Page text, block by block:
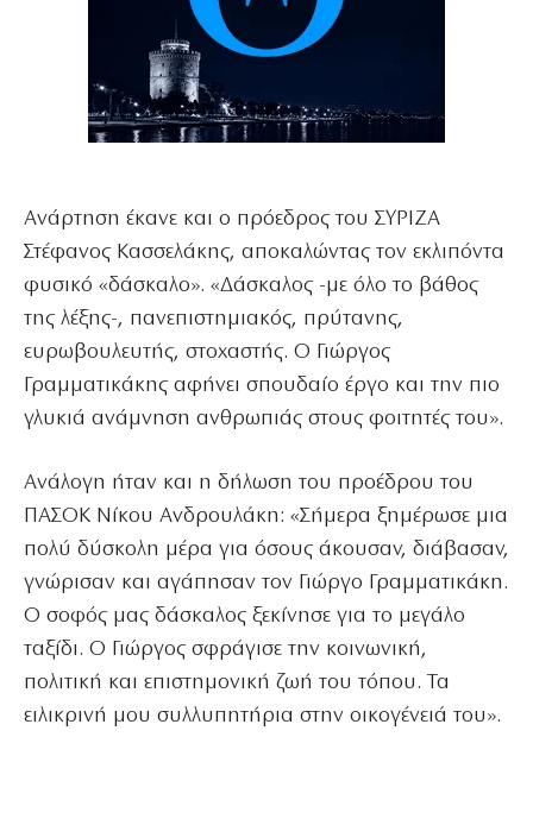
Ανάρτηση έκανε και ο πρόεδρος του ΣΥΡΙΖΑ
Στέφανος Κασσελάκης, αποκαλώντας τον εκλιπόντα
φυσικό «δάσκαλο». «Δάσκαλος -με όλο το βάθος
της λέξης-, πανεπιστημιακός, πρύτανης,
ευρωβουλευτής, στοχαστής. Ο Γιώργος
Γραμματικάκης αφήνει σπουδαίο έργο και την πιο
γλυκιά ανάμνηση ανθρωπιάς στους φοιτητές του».
Ανάλογη ήταν και η δήλωση του προέδρου του
ΠΑΣΟΚ Νίκου Ανδρουλάκη: «Σήμερα ξημέρωσε μια
πολύ δύσκολη μέρα για όσους άκουσαν, διάβασαν,
γνώρισαν και αγάπησαν τον Γιώργο Γραμματικάκη.
Ο σοφός μας δάσκαλος ξεκίνησε για το μεγάλο
ταξίδι. Ο Γιώργος σφράγισε την κοινωνική,
πολιτική και επιστημονική ζωή του τόπου. Τα
ειλικρινή μου συλλυπητήρια στην οικογένειά του».